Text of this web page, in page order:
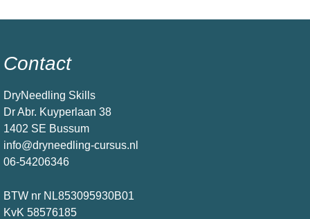
Contact
DryNeedling Skills
Dr Abr. Kuyperlaan 38
1402 SE Bussum
info@dryneedling-cursus.nl
06-54206346
BTW nr NL853095930B01
KvK 58576185